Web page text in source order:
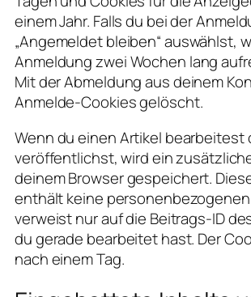
einem Jahr. Falls du bei der
„Angemeldet bleiben“ auswählst,
Anmeldung zwei Wochen lang
Mit der Abmeldung aus deinem
Anmelde-Cookies gelöscht.
Wenn du einen Artikel bearbeitest
veröffentlichst, wird ein
deinem Browser gespeichert.
enthält keine
verweist nur auf die Beitrags-ID
du gerade bearbeitet hast. Der
nach einem Tag.